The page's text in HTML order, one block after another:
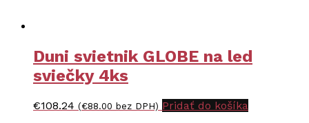
Duni svietnik GLOBE na led
sviečky 4ks
€108.24 (€88.00 bez DPH) Pridať do košíka